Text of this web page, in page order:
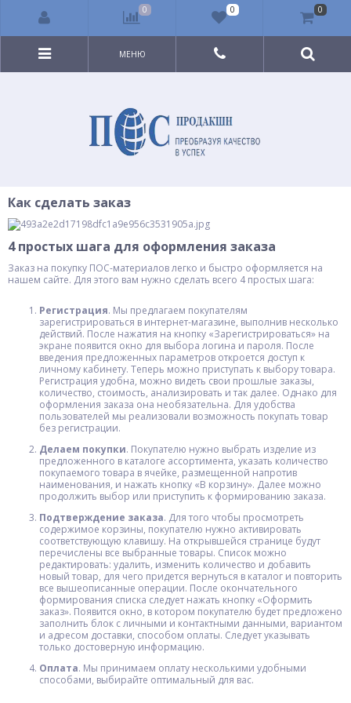
МЕНЮ
Как сделать заказ
4 простых шага для оформления заказа
Заказ на покупку ПОС-материалов легко и быстро оформляется на
нашем сайте. Для этого вам нужно сделать всего 4 простых шага:
Регистрация. Мы предлагаем покупателям
зарегистрироваться в интернет-магазине, выполнив несколько
действий. После нажатия на кнопку «Зарегистрироваться» на
экране появится окно для выбора логина и пароля. После
введения предложенных параметров откроется доступ к
личному кабинету. Теперь можно приступать к выбору товара.
Регистрация удобна, можно видеть свои прошлые заказы,
количество, стоимость, анализировать и так далее. Однако для
оформления заказа она необязательна. Для удобства
пользователей мы реализовали возможность покупать товар
без регистрации.
Делаем покупки. Покупателю нужно выбрать изделие из
предложенного в каталоге ассортимента, указать количество
покупаемого товара в ячейке, размещенной напротив
наименования, и нажать кнопку «В корзину». Далее можно
продолжить выбор или приступить к формированию заказа.
Подтверждение заказа. Для того чтобы просмотреть
содержимое корзины, покупателю нужно активировать
соответствующую клавишу. На открывшейся странице будут
перечислены все выбранные товары. Список можно
редактировать: удалить, изменить количество и добавить
новый товар, для чего придется вернуться в каталог и повторить
все вышеописанные операции. После окончательного
формирования списка следует нажать кнопку «Оформить
заказ». Появится окно, в котором покупателю будет предложено
заполнить блок с личными и контактными данными, вариантом
и адресом доставки, способом оплаты. Следует указывать
только достоверную информацию.
Оплата. Мы принимаем оплату несколькими удобными
способами, выбирайте оптимальный для вас.
0 0 0